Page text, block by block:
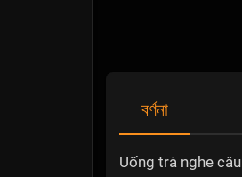
বর্ণনা
Uống trà nghe